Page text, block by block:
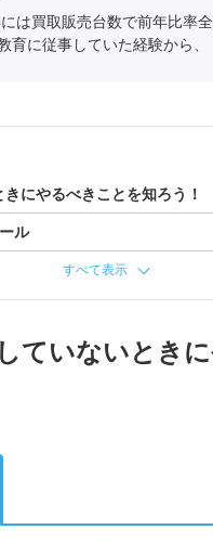
は買取販売台数で前年比率
育に従事していた経験から
にやるべきことを知ろう！
ル
すべて表示
ていないとき